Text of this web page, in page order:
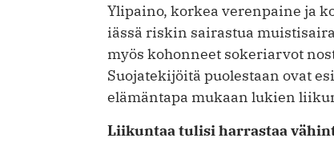
Ylipaino, korkea verenpaine ja
iässä riskin sairastua
myös kohonneet sokeriarvot
Suojatekijöitä puolestaan ovat
elämäntapa mukaan lukien
Liikuntaa tulisi harrastaa